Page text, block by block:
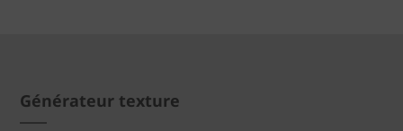
Générateur texture